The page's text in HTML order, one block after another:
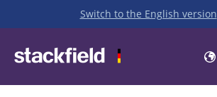
Zu Hauptinhalt springen
Switch to the English version